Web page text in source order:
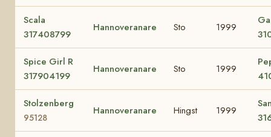
Scala
317408799
Hannoveranare Sto 1999
Spice Girl R
317904199
Hannoveranare Sto 1999
Stolzenberg
95128
Hannoveranare Hingst 1999